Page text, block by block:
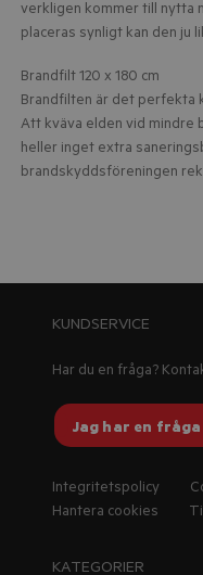
verkligen kommer till nytta
placeras synligt kan den ju
Brandfilt 120 x 180 cm
Brandfilten är det perfekta
Att kväva elden vid mindre
heller inget extra
brandskyddsföreningen
KUNDSERVICE
Har du en fråga?
Jag har en fråga
Integritetspolicy
Hantera cookies
KATEGORIER